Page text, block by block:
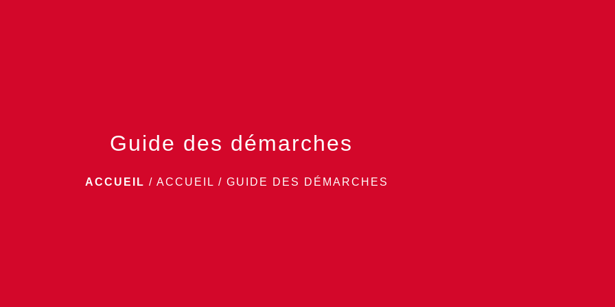
Guide des démarches
ACCUEIL / ACCUEIL / GUIDE DES DÉMARCHES